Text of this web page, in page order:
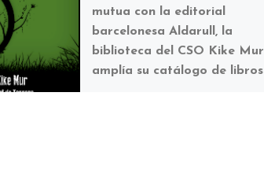
mutua con la editorial
barcelonesa Aldarull, la
biblioteca del CSO Kike Mur
amplía su catálogo de libros